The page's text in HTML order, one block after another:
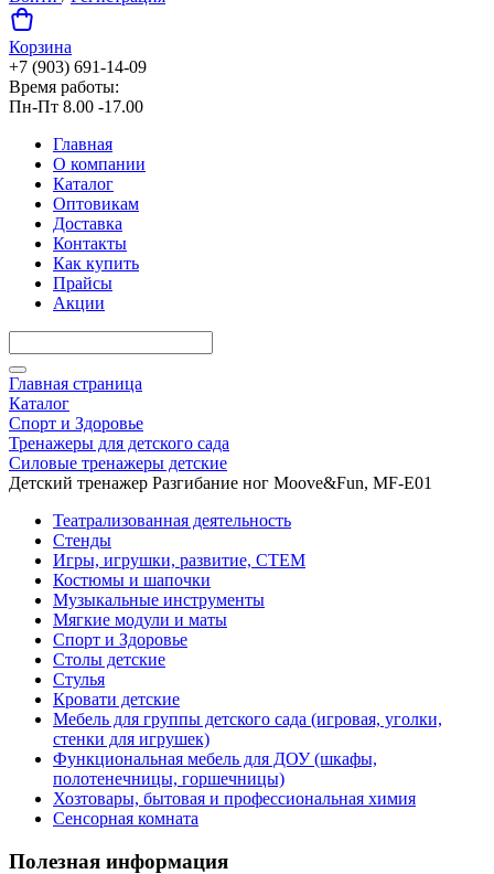
Корзина
+7 (903) 691-14-09
Время работы:
Пн-Пт 8.00 -17.00
Главная
О компании
Каталог
Оптовикам
Доставка
Контакты
Как купить
Прайсы
Акции
Главная страница
Каталог
Спорт и Здоровье
Тренажеры для детского сада
Силовые тренажеры детские
Детский тренажер Разгибание ног Moove&Fun, MF-E01
Театрализованная деятельность
Стенды
Игры, игрушки, развитие, СТЕМ
Костюмы и шапочки
Музыкальные инструменты
Мягкие модули и маты
Спорт и Здоровье
Столы детские
Стулья
Кровати детские
Мебель для группы детского сада (игровая, уголки,
стенки для игрушек)
Функциональная мебель для ДОУ (шкафы,
полотенечницы, горшечницы)
Хозтовары, бытовая и профессиональная химия
Сенсорная комната
Полезная информация